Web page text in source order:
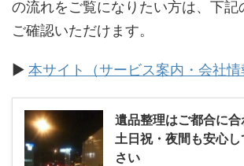
の流れをご覧になりたい方は、下記
ご確認いただけます。
▶ 本サイト（サービス案内・会社情
遺品整理はご都合に合
土日祝・夜間も安心
さい